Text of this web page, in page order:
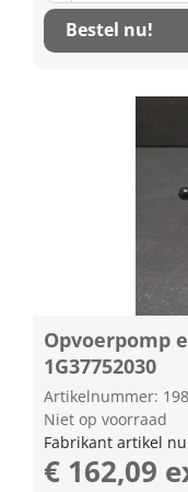
Bestel nu!
Opvoerpomp
1G37752030
Artikelnummer:
Niet op voorraad
Fabrikant artikel
€ 162,09